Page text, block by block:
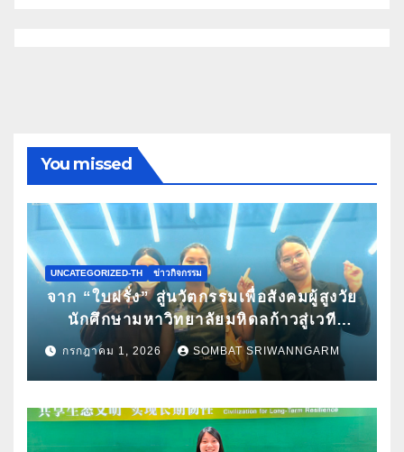
You missed
UNCATEGORIZED-TH ข่าวกิจกรรม
จาก “ใบฝรั่ง” สู่นวัตกรรมเพื่อสังคมผู้สูงวัย
นักศึกษามหาวิทยาลัยมหิดลก้าวสู่เวที
Pitching ระดับนานาชาติ ในงาน World
Spa & Well-being Congress 2026
กรกฎาคม 1, 2026 SOMBAT SRIWANNGARM